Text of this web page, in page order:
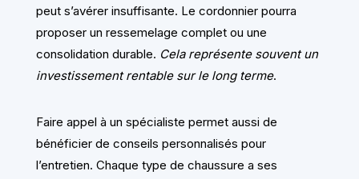
peut s’avérer insuffisante. Le cordonnier pourra
proposer un ressemelage complet ou une
consolidation durable. Cela représente souvent un
investissement rentable sur le long terme.
Faire appel à un spécialiste permet aussi de
bénéficier de conseils personnalisés pour
l’entretien. Chaque type de chaussure a ses